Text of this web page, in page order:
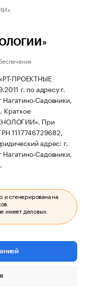
ПРОЕКТНЫЕ
г. по адресу г.
Нагатино-Садовники,
Краткое
При
1117746729682,
адрес: г.
Нагатино-Садовники,
и сгенерирована на
имеет деловых